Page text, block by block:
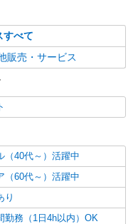
すべて
販売・サービス
（40代～）活躍中
（60代～）活躍中
り
勤務（1日4h以内）OK